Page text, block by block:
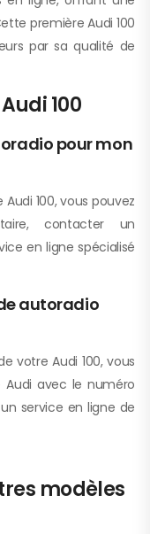
première Audi 100
par sa qualité de
100
pour mon
100, vous pouvez
contacter un
en ligne spécialisé
autoradio
votre Audi 100, vous
Audi avec le numéro
service en ligne de
modèles